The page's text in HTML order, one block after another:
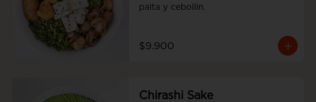
palta y cebollín.
$9.900
Chirashi Sake